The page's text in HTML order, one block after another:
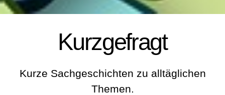
Kurzgefragt
Kurze Sachgeschichten zu alltäglichen
Themen.